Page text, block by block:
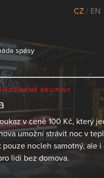
CZ / EN
spásy
SKUPINY
v ceně 100 Kč, který
umožní strávit noc v
pouze nocleh samotný, ale
lidi bez domova.